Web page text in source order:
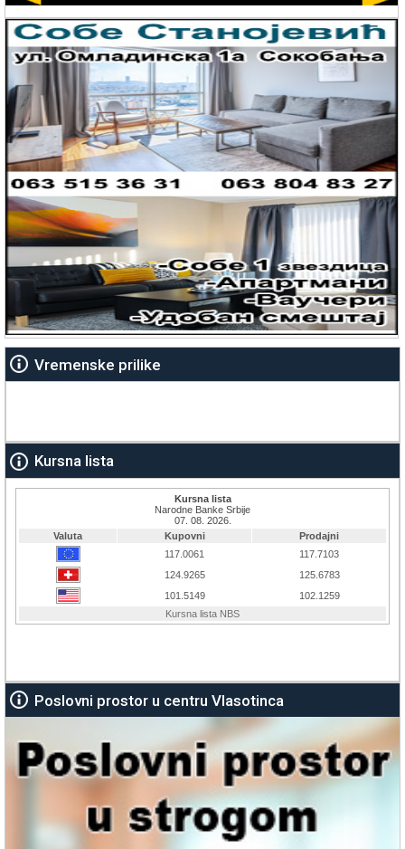
Vremenske prilike
Kursna lista
Poslovni prostor u centru Vlasotinca